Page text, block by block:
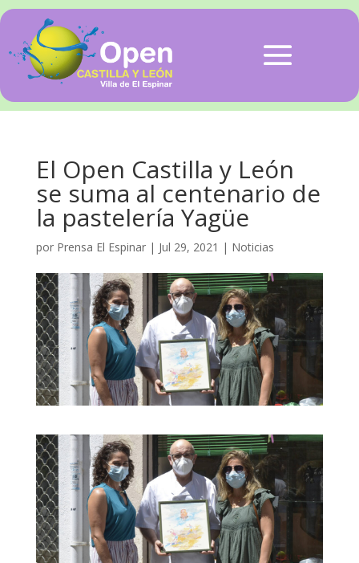
El Open Castilla y León
se suma al centenario de
la pastelería Yagüe
por Prensa El Espinar| Jul 29, 2021 | Noticias